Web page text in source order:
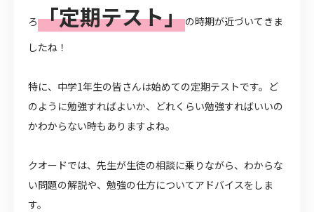
ろ「定期テスト」の時期が近づいてきま
したね！
特に、中学1年生の皆さんは始めての定期テストです。ど
のように勉強すればよいか、どれくらい勉強すればいいの
かわからない時もありますよね。
クオードでは、先生が生徒の相談に乗りながら、わからな
い問題の解説や、勉強の仕方についてアドバイスをしま
す。